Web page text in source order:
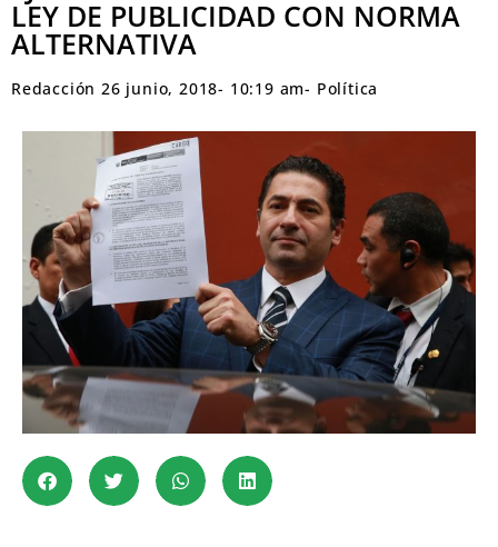
LEY DE PUBLICIDAD CON NORMA
ALTERNATIVA
Redacción 26 junio, 2018- 10:19 am- Política